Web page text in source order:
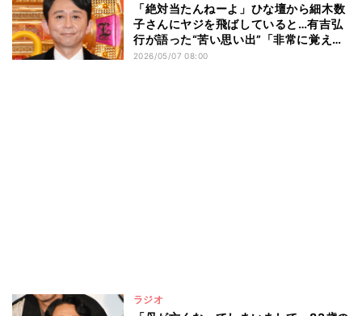
「絶対当たんねーよ」ひな壇から細木数
子さんにヤジを飛ばしていると…有吉弘
行が語った“苦い思い出”「非常に覚えて
ます」
2026/05/07 08:00
ラジオ